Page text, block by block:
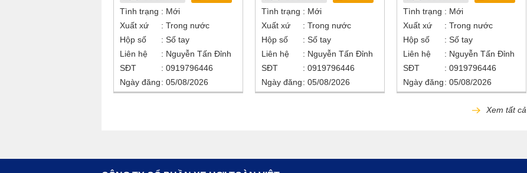
Tình trạng
Mới
Xuất xứ
Trong nước
Hộp số
Số tay
Liên hệ
Nguyễn Tấn Đỉnh
SĐT
0919796446
Ngày đăng
05/08/2026
Tình trạng
Mới
Xuất xứ
Trong nước
Hộp số
Số tay
Liên hệ
Nguyễn Tấn Đỉnh
SĐT
0919796446
Ngày đăng
05/08/2026
Tình trạng
Mới
Xuất xứ
Trong nước
Hộp số
Số tay
Liên hệ
Nguyễn Tấn Đỉnh
SĐT
0919796446
Ngày đăng
05/08/2026
Xem tất cả